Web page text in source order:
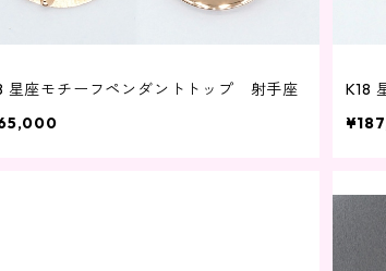
星座モチーフペンダントトップ 射手座
K18